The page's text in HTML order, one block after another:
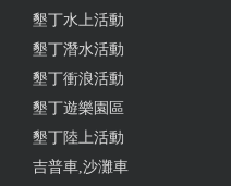
墾丁水上活動
墾丁潛水活動
墾丁衝浪活動
墾丁遊樂園區
墾丁陸上活動
吉普車,沙灘車